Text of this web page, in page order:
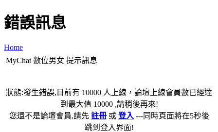
錯誤訊息
Home
MyChat 數位男女 提示訊息
狀態:發生錯誤,目前有 10000 人上線，論壇上線會員數已經達
到最大值 10000 ,請稍後再來!
您還不是論壇會員,請先 註冊或 登入 ---同時頁面將在5秒後
跳到登入界面!